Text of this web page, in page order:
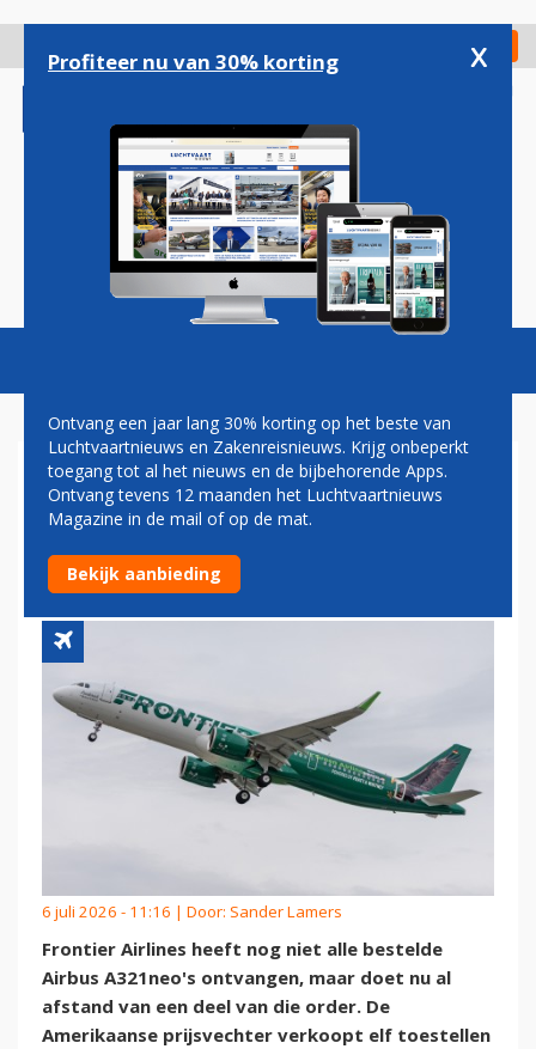
gaan
Check in
Magazine Podcasts Vacatures
FRONTIER AIRLINES DOET
DEEL BESTELLING AIRBUS
A321NEO'S VAN DE HAND
6 juli 2026 - 11:16 | Door: Sander Lamers
Frontier Airlines heeft nog niet alle bestelde
Airbus A321neo's ontvangen, maar doet nu al
afstand van een deel van die order. De
Amerikaanse prijsvechter verkoopt elf toestellen
Profiteer nu van 30% korting x
Ontvang een jaar lang 30% korting op het beste van
Luchtvaartnieuws en Zakenreisnieuws. Krijg onbeperkt
toegang tot al het nieuws en de bijbehorende Apps.
Ontvang tevens 12 maanden het Luchtvaartnieuws
Magazine in de mail of op de mat.
Bekijk aanbieding